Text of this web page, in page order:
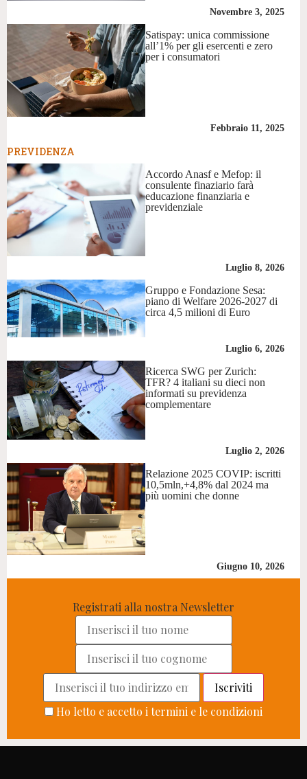
Novembre 3, 2025
Satispay: unica commissione
all’1% per gli esercenti e zero
per i consumatori
Febbraio 11, 2025
PREVIDENZA
Accordo Anasf e Mefop: il
consulente finaziario farà
educazione finanziaria e
previdenziale
Luglio 8, 2026
Gruppo e Fondazione Sesa:
piano di Welfare 2026-2027 di
circa 4,5 milioni di Euro
Luglio 6, 2026
Ricerca SWG per Zurich:
TFR? 4 italiani su dieci non
informati su previdenza
complementare
Luglio 2, 2026
Relazione 2025 COVIP: iscritti
10,5mln,+4,8% dal 2024 ma
più uomini che donne
Giugno 10, 2026
Registrati alla nostra Newsletter
Ho letto e accetto i termini e le condizioni